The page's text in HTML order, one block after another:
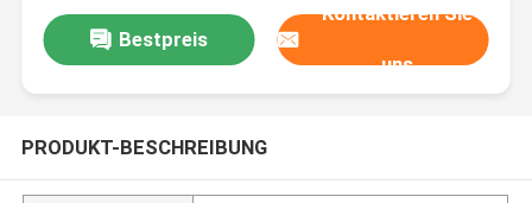
Bestpreis
Kontaktieren Sie
uns
PRODUKT-BESCHREIBUNG